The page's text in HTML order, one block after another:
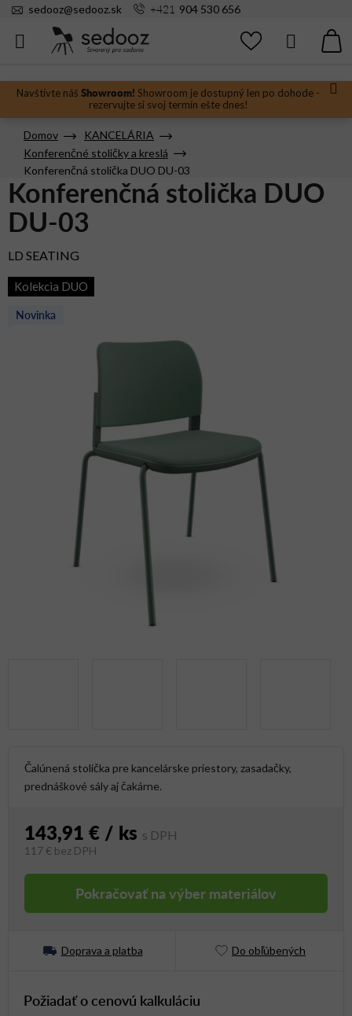
Prejsť
Navštívte náš Showroom! Showroom je dostupný len po dohode -
rezervujte si svoj termín ešte dnes!
sedooz@sedooz.sk +421 904 530 656
Hľadať
Domov
KANCELÁRIA
Konferenčné stoličky a kreslá
Konferenčná stolička DUO DU-03
Čalúnená stolička pre kancelárske priestory, zasadačky,
prednáškové sály aj čakárne.
143,91 € / ks
117 € bez DPH
Pokračovať na výber materiálov
Doprava a platba Do obľúbených
Požiadať o cenovú kalkuláciu
Konferenčná stolička DUO
DU-03
LD SEATING
Kolekcia DUO
Novinka